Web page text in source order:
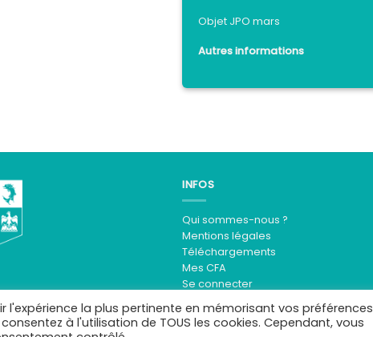
Objet JPO mars
Autres informations
INFOS
Qui sommes-nous ?
Mentions légales
Téléchargements
Mes CFA
Se connecter
la plus pertinente en mémorisant vos préférences
à l'utilisation de TOUS les cookies. Cependant, vous